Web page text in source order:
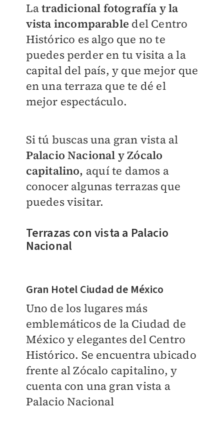
Latradicional fotografía y la
vista incomparable del Centro
Histórico es algo que no te
puedes perder en tu visita a la
capital del país, y que mejor que
en una terraza que te dé el
mejor espectáculo.
Si tú buscas una gran vista al
Palacio Nacional y Zócalo
capitalino, aquí te damos a
conocer algunas terrazas que
puedes visitar.
Terrazas con vista a Palacio
Nacional
Gran Hotel Ciudad de México
Uno de los lugares más
emblemáticos de la Ciudad de
México y elegantes del Centro
Histórico. Se encuentra ubicado
frente al Zócalo capitalino, y
cuenta con una gran vista a
Palacio Nacional